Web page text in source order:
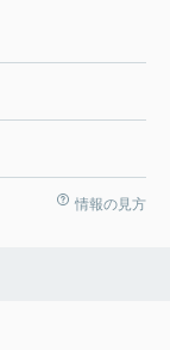
情報の見方